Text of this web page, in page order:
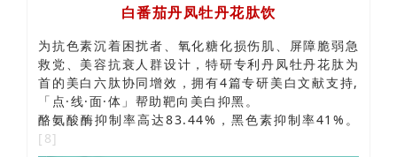
白番茄丹凤牡丹花肽饮
为抗色素沉着困扰者、氧化糖化损伤肌、屏障脆弱急
救党、美容抗衰人群设计，特研专利丹凤牡丹花肽为
首的美白六肽协同增效，拥有4篇专研美白文献支持,
「点·线·面·体」帮助靶向美白抑黑。
酪氨酸酶抑制率高达83.44%，黑色素抑制率41%。
[8]